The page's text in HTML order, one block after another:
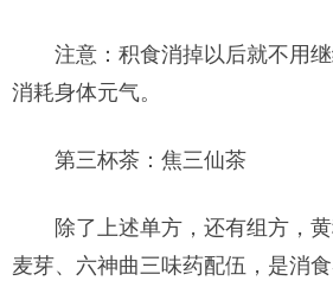
注意：积食消掉以后就不用
消耗身体元气。
第三杯茶：焦三仙茶
除了上述单方，还有组方，
麦芽、六神曲三味药配伍，是消